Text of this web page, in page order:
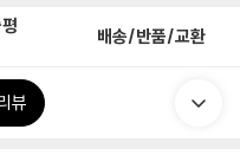
배송/반품/교환
뷰